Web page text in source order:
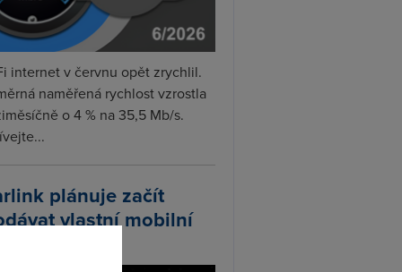
internet v červnu opět zrychlil.
naměřená rychlost vzrostla
o 4 % na 35,5 Mb/s.
plánuje začít
vlastní mobilní